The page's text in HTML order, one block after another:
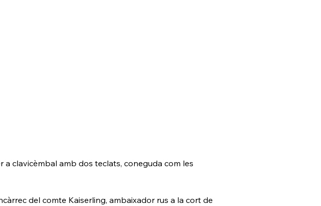
clavicèmbal amb dos teclats, coneguda com les
del comte Kaiserling, ambaixador rus a la cort de